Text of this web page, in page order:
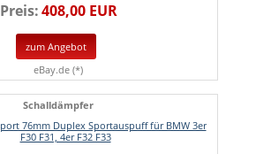
Preis:408,00 EUR
zum Angebot
eBay.de (*)
Schalldämpfer